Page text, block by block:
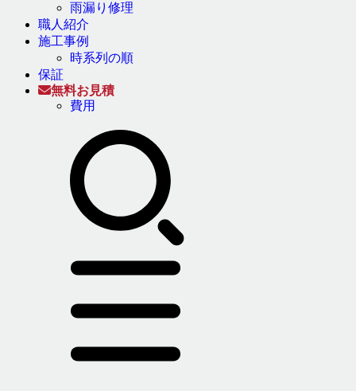
雨漏り修理
職人紹介
施工事例
時系列の順
保証
無料お見積
費用